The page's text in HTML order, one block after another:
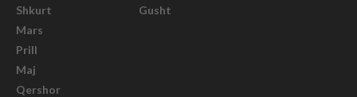
Shkurt
Mars
Prill
Maj
Qershor
Gusht